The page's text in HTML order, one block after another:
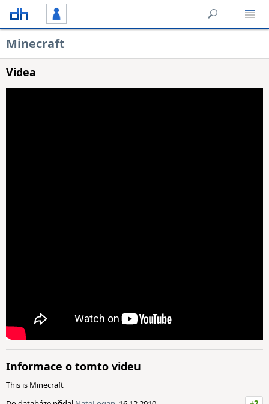
Minecraft
Videa
Informace o tomto videu
This is Minecraft